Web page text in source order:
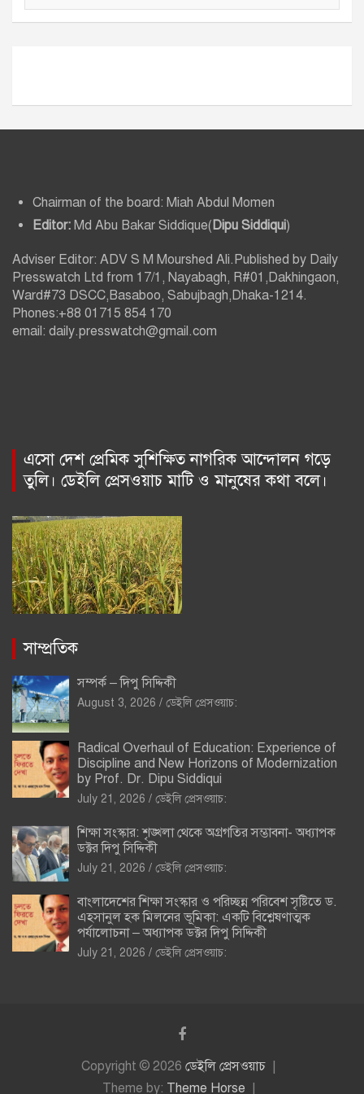
ই
Chairman of the board: Miah Abdul Momen
Editor: Md Abu Bakar Siddique(Dipu Siddiqui)
Adviser Editor: ADV S M Mourshed Ali.Published by Daily
Presswatch Ltd from 17/1, Nayabagh, R#01,Dakhingaon,
Ward#73 DSCC,Basaboo, Sabujbagh,Dhaka-1214.
Phones:+88 01715 854 170
email: daily.presswatch@gmail.com
এসো দেশ প্রেমিক সুশিক্ষিত নাগরিক আন্দোলন গড়ে
তুলি। ডেইলি প্রেসওয়াচ মাটি ও মানুষের কথা বলে।
সাম্প্রতিক
সম্পর্ক – দিপু সিদ্দিকী
August 3, 2026 ডেইলি প্রেসওয়াচ:
Radical Overhaul of Education: Experience of
Discipline and New Horizons of Modernization
by Prof. Dr. Dipu Siddiqui
July 21, 2026 ডেইলি প্রেসওয়াচ:
শিক্ষা সংস্কার: শৃঙ্খলা থেকে অগ্রগতির সম্ভাবনা- অধ্যাপক
ডক্টর দিপু সিদ্দিকী
July 21, 2026 ডেইলি প্রেসওয়াচ:
বাংলাদেশের শিক্ষা সংস্কার ও পরিচ্ছন্ন পরিবেশ সৃষ্টিতে ড.
এহসানুল হক মিলনের ভূমিকা: একটি বিশ্লেষণাত্মক
পর্যালোচনা – অধ্যাপক ডক্টর দিপু সিদ্দিকী
July 21, 2026 ডেইলি প্রেসওয়াচ:
Copyright © 2026 ডেইলি প্রেসওয়াচ
Theme by: Theme Horse